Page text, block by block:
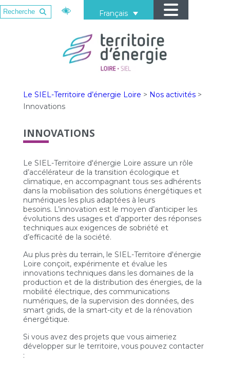
Français
Le SIEL-Territoire d’énergie Loire > Nos activités>
Innovations
INNOVATIONS
Le SIEL-Territoire d'énergie Loire assure un rôle
d’accélérateur de la transition écologique et
climatique, en accompagnant tous ses adhérents
dans la mobilisation des solutions énergétiques et
numériques les plus adaptées à leurs
besoins. L’innovation est le moyen d’anticiper les
évolutions des usages et d’apporter des réponses
techniques aux exigences de sobriété et
d’efficacité de la société.
Au plus près du terrain, le SIEL-Territoire d'énergie
Loire conçoit, expérimente et évalue les
innovations techniques dans les domaines de la
production et de la distribution des énergies, de la
mobilité électrique, des communications
numériques, de la supervision des données, des
smart grids, de la smart-city et de la rénovation
énergétique.
Si vous avez des projets que vous aimeriez
développer sur le territoire, vous pouvez contacter
: